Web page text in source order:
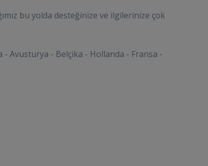
bu yolda desteğinize ve ilgilerinize çok
Avusturya - Belçika - Hollanda - Fransa -